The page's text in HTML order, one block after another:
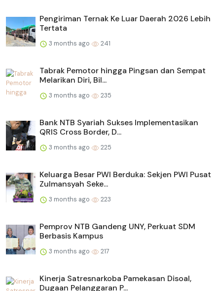
Pengiriman Ternak Ke Luar Daerah 2026 Lebih
Tertata
3 months ago 241
Tabrak Pemotor hingga Pingsan dan Sempat
Melarikan Diri, Bil...
3 months ago 235
Bank NTB Syariah Sukses Implementasikan
QRIS Cross Border, D...
3 months ago 225
Keluarga Besar PWI Berduka: Sekjen PWI Pusat
Zulmansyah Seke...
3 months ago 223
Pemprov NTB Gandeng UNY, Perkuat SDM
Berbasis Kampus
3 months ago 217
Kinerja Satresnarkoba Pamekasan Disoal,
Dugaan Pelanggaran P...